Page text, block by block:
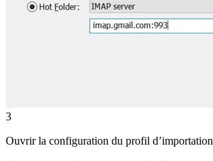
3
Ouvrir la configuration du profil d’importation